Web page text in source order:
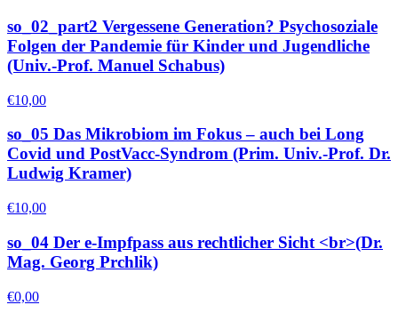
so_02_part2 Vergessene Generation? Psychosoziale
Folgen der Pandemie für Kinder und Jugendliche
(Univ.-Prof. Manuel Schabus)
€10,00
so_05 Das Mikrobiom im Fokus – auch bei Long
Covid und PostVacc-Syndrom (Prim. Univ.-Prof. Dr.
Ludwig Kramer)
€10,00
so_04 Der e-Impfpass aus rechtlicher Sicht <br>(Dr.
Mag. Georg Prchlik)
€0,00